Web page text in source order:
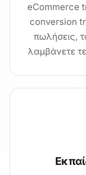
eCommerce
conversion
πωλήσεις,
λαμβάνετε